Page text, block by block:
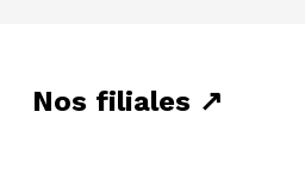
Nos filiales ↗